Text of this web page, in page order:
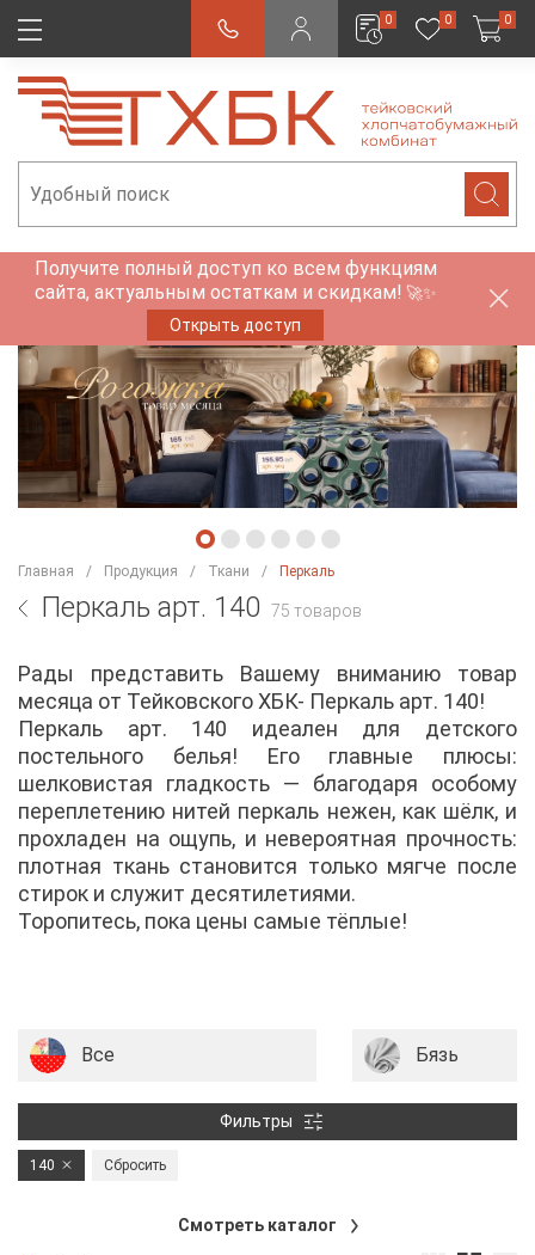
0 0 0
Получите полный доступ ко всем функциям
сайта, актуальным остаткам и скидкам! 🚀✨
Открыть доступ
Главная Продукция Ткани Перкаль
Перкаль арт. 140 75 товаров
Рады представить Вашему вниманию товар
месяца от Тейковского ХБК- Перкаль арт. 140!
Перкаль арт. 140 идеален для детского
постельного белья! Его главные плюсы:
шелковистая гладкость — благодаря особому
переплетению нитей перкаль нежен, как шёлк, и
прохладен на ощупь, и невероятная прочность:
плотная ткань становится только мягче после
стирок и служит десятилетиями.
Торопитесь, пока цены самые тёплые!
Все Бязь
Фильтры
140 Сбросить
Смотреть каталог